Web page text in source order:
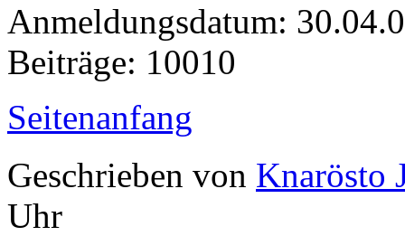
Anmeldungsdatum:
Beiträge: 10010
Seitenanfang
Geschrieben von Knarösto
Uhr